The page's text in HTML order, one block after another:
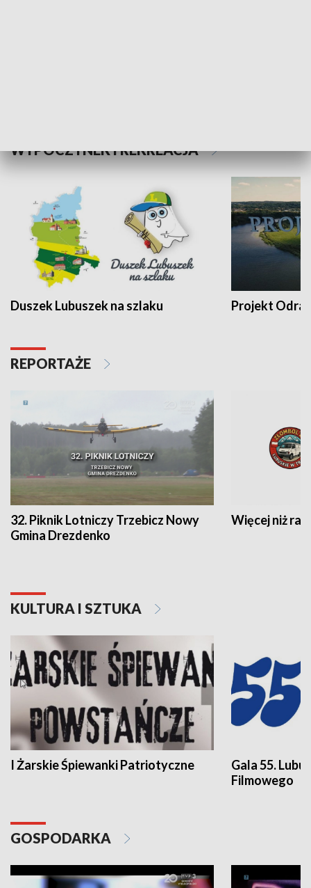
WYPOCZYNEK I REKREACJA
Duszek Lubuszek na szlaku Projekt Odra
REPORTAŻE
32. Piknik Lotniczy Trzebicz Nowy
Gmina Drezdenko
Więcej niż rajd
KULTURA I SZTUKA
I Żarskie Śpiewanki Patriotyczne
Gala 55.
Filmowego
GOSPODARKA